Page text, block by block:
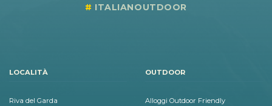
ITALIANOUTDOOR
LOCALITÀ
Riva del Garda
OUTDOOR
Alloggi Outdoor Friendly